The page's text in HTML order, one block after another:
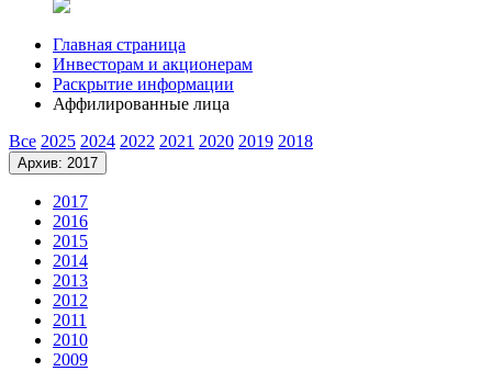
Главная страница
Инвесторам и акционерам
Раскрытие информации
Аффилированные лица
Все 2025 2024 2022 2021 2020 2019 2018
Архив: 2017
2017
2016
2015
2014
2013
2012
2011
2010
2009